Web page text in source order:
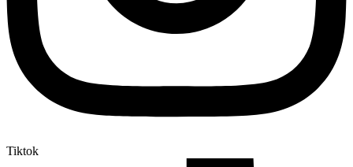
Tiktok